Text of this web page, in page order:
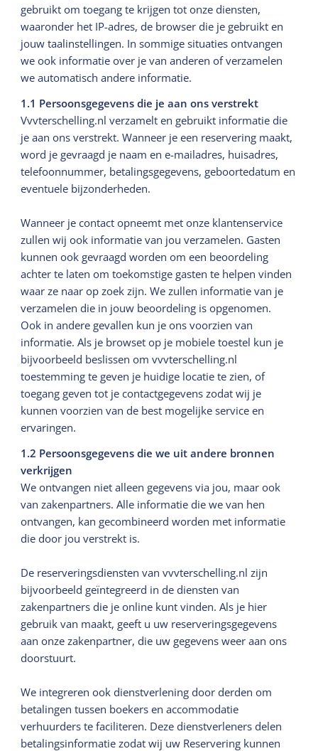
gebruikt om toegang te krijgen tot onze diensten,
waaronder het IP-adres, de browser die je gebruikt en
jouw taalinstellingen. In sommige situaties ontvangen
we ook informatie over je van anderen of verzamelen
we automatisch andere informatie.
1.1 Persoonsgegevens die je aan ons verstrekt
Vvvterschelling.nl verzamelt en gebruikt informatie die
je aan ons verstrekt. Wanneer je een reservering maakt,
word je gevraagd je naam en e-mailadres, huisadres,
telefoonnummer, betalingsgegevens, geboortedatum en
eventuele bijzonderheden.
Wanneer je contact opneemt met onze klantenservice
zullen wij ook informatie van jou verzamelen. Gasten
kunnen ook gevraagd worden om een beoordeling
achter te laten om toekomstige gasten te helpen vinden
waar ze naar op zoek zijn. We zullen informatie van je
verzamelen die in jouw beoordeling is opgenomen.
Ook in andere gevallen kun je ons voorzien van
informatie. Als je browset op je mobiele toestel kun je
bijvoorbeeld beslissen om vvvterschelling.nl
toestemming te geven je huidige locatie te zien, of
toegang geven tot je contactgegevens zodat wij je
kunnen voorzien van de best mogelijke service en
ervaringen.
1.2 Persoonsgegevens die we uit andere bronnen
verkrijgen
We ontvangen niet alleen gegevens via jou, maar ook
van zakenpartners. Alle informatie die we van hen
ontvangen, kan gecombineerd worden met informatie
die door jou verstrekt is.
De reserveringsdiensten van vvvterschelling.nl zijn
bijvoorbeeld geïntegreerd in de diensten van
zakenpartners die je online kunt vinden. Als je hier
gebruik van maakt, geeft u uw reserveringsgegevens
aan onze zakenpartner, die uw gegevens weer aan ons
doorstuurt.
We integreren ook dienstverlening door derden om
betalingen tussen boekers en accommodatie
verhuurders te faciliteren. Deze dienstverleners delen
betalingsinformatie zodat wij uw Reservering kunnen